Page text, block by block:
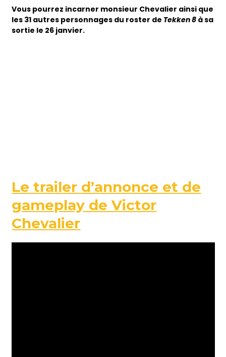
Vous pourrez incarner monsieur Chevalier ainsi que
les 31 autres personnages du roster de Tekken 8 à sa
sortie le 26 janvier.
Le trailer d’annonce et de
gameplay de Victor
Chevalier